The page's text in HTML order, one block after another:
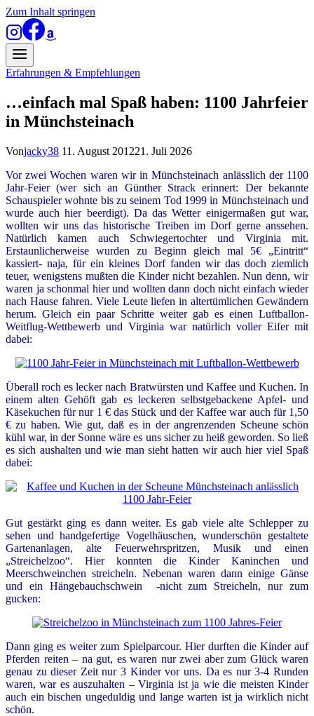
Zum Inhalt springen
Erfahrungen & Empfehlungen
…einfach mal Spaß haben: 1100 Jahrfeier
in Münchsteinach
Vonjacky38 11. August 201221. Juli 2026
Vor zwei Wochen waren wir in Münchsteinach anlässlich der 1100
Jahr-Feier (wer sich an Günther Strack erinnert: Der bekannte
Schauspieler wohnte bis zu seinem Tod 1999 in Münchsteinach und
wurde auch hier beerdigt). Da das Wetter einigermaßen gut war,
wollten wir uns das historische Treiben im Dorf gerne anssehen.
Natürlich kamen auch Schwiegertochter und Virginia mit.
Erstaunlicherweise wurden zu Beginn gleich mal 5€ „Eintritt“
kassiert- naja, für ein kleines Dorf fanden wir das doch ziemlich
teuer, wenigstens mußten die Kinder nicht bezahlen.Nun denn, wir
waren ja schonmal hier und wollten dann doch nicht einfach wieder
nach Hause fahren. Viele Leute liefen in altertümlichen Gewändern
herum. Gleich ein paar Schritte weiter gab es einen Luftballon-
Weitflug-Wettbewerb und Virginia war natürlich voller Eifer mit
dabei:
Überall roch es lecker nach Bratwürsten und Kaffee und Kuchen. In
einem alten Gehöft gab es leckeren selbstgebackene Apfel- und
Käsekuchen für nur 1 € das Stück und der Kaffee war auch für 1,50
€ zu haben. Wie gut, daß es in der angrenzenden Scheune schön
kühl war, in der Sonne wäre es uns sicher zu heiß geworden. So ließ
es sich aushalten und wie man sieht hatten wir auch hier viel Spaß
dabei:
Gut gestärkt ging es dann weiter. Es gab viele alte Schlepper zu
sehen und handgefertige Vogelhäuschen, wunderschön gestaltete
Gartenanlagen, alte Feuerwehrspritzen, Musik und einen
„Streichelzoo“. Hier konnten die Kinder Kaninchen und
Meerschweinchen streicheln. Nebenan waren dann einige Gänse
und ein Hängebauchschwein -nicht zum Streicheln, nur zum
gucken:
Dann ging es weiter zum Spielparcour. Hier durften die Kinder auf
Pferden reiten – na gut, es waren nur zwei aber zum Glück waren
genau zu dieser Zeit nur 3 Kinder vor uns. Da es nur 3-4 Runden
waren, war es auszuhalten – Virginia ist ja wie die meisten Kinder
auch ein bischen ungeduldig und lange warten ist ja wirklich nicht
schön.